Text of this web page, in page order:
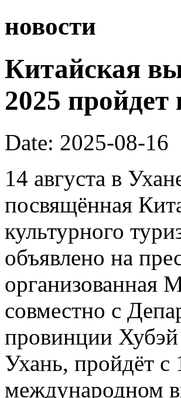
новости
Китайская
2025 пройдет
Date: 2025-08-16
14 августа в
посвящённая
культурного
объявлено на
организованная
совместно с
провинции
Ухань, пройдёт с
международном